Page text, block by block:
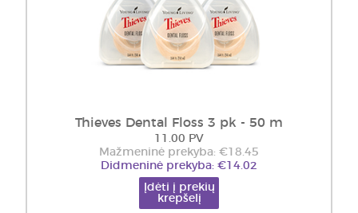
Thieves Dental Floss 3 pk - 50 m
11.00 PV
Mažmeninė prekyba: €18.45
Didmeninė prekyba: €14.02
Įdėti į prekių
krepšelį